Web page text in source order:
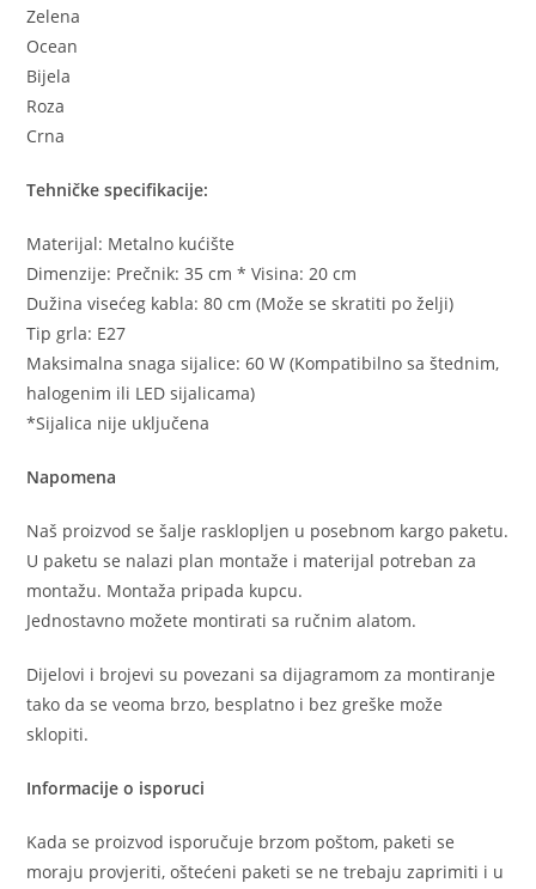
Zelena
Ocean
Bijela
Roza
Crna
Tehničke specifikacije:
Materijal: Metalno kućište
Dimenzije: Prečnik: 35 cm * Visina: 20 cm
Dužina visećeg kabla: 80 cm (Može se skratiti po želji)
Tip grla: E27
Maksimalna snaga sijalice: 60 W (Kompatibilno sa štednim,
halogenim ili LED sijalicama)
*Sijalica nije uključena
Napomena
Naš proizvod se šalje rasklopljen u posebnom kargo paketu.
U paketu se nalazi plan montaže i materijal potreban za
montažu. Montaža pripada kupcu.
Jednostavno možete montirati sa ručnim alatom.
Dijelovi i brojevi su povezani sa dijagramom za montiranje
tako da se veoma brzo, besplatno i bez greške može
sklopiti.
Informacije o isporuci
Kada se proizvod isporučuje brzom poštom, paketi se
moraju provjeriti, oštećeni paketi se ne trebaju zaprimiti i u